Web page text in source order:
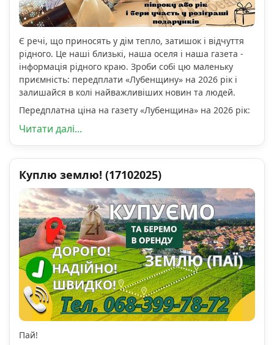
Є речі, що приносять у дім тепло, затишок і відчуття
рідного. Це наші близькі, наша оселя і наша газета -
інформація рідного краю. Зроби собі цю маленьку
приємність: передплати «Лубенщину» на 2026 рік і
залишайся в колі найважливіших новин та людей.
Передплатна ціна на газету «Лубенщина» на 2026 рік:
Читати далі...
Куплю землю! (17102025)
Пай!